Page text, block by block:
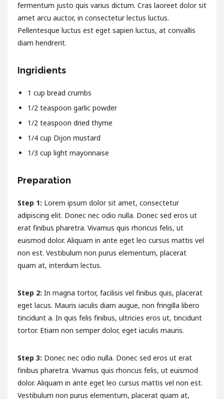
fermentum justo quis varius dictum. Cras laoreet dolor sit
amet arcu auctor, in consectetur lectus luctus.
Pellentesque luctus est eget sapien luctus, at convallis
diam hendrerit.
Ingridients
1 cup bread crumbs
1/2 teaspoon garlic powder
1/2 teaspoon dried thyme
1/4 cup Dijon mustard
1/3 cup light mayonnaise
Preparation
Step 1: Lorem ipsum dolor sit amet, consectetur
adipiscing elit. Donec nec odio nulla. Donec sed eros ut
erat finibus pharetra. Vivamus quis rhoncus felis, ut
euismod dolor. Aliquam in ante eget leo cursus mattis vel
non est. Vestibulum non purus elementum, placerat
quam at, interdum lectus.
Step 2: In magna tortor, facilisis vel finibus quis, placerat
eget lacus. Mauris iaculis diam augue, non fringilla libero
tincidunt a. In quis felis finibus, ultricies eros ut, tincidunt
tortor. Etiam non semper dolor, eget iaculis mauris.
Step 3: Donec nec odio nulla. Donec sed eros ut erat
finibus pharetra. Vivamus quis rhoncus felis, ut euismod
dolor. Aliquam in ante eget leo cursus mattis vel non est.
Vestibulum non purus elementum, placerat quam at,